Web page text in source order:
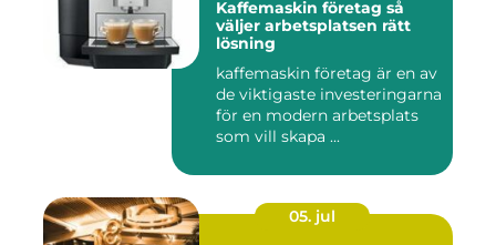
Kaffemaskin företag så
väljer arbetsplatsen rätt
lösning
kaffemaskin företag är en av
de viktigaste investeringarna
för en modern arbetsplats
som vill skapa ...
05. jul